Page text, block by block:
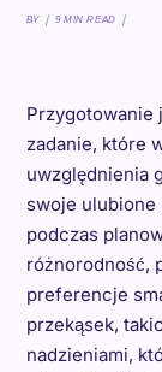
BY 9 MIN READ
Przygotowanie
zadanie, które
uwzględnienia
swoje ulubione
podczas
różnorodność,
preferencje
przekąsek,
nadzieniami,